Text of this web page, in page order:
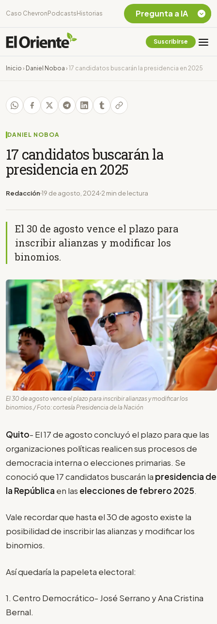
Caso Chevron Podcasts Historias
Suscribirse
Inicio › Daniel Noboa › 17 candidatos buscarán la presidencia en 2025
DANIEL NOBOA
17 candidatos buscarán la
presidencia en 2025
Redacción 19 de agosto, 2024 2 min de lectura
El 30 de agosto vence el plazo para
inscribir alianzas y modificar los
binomios.
El 30 de agosto vence el plazo para inscribir alianzas y modificar los
binomios./ Foto: cortesía Presidencia de la Nación
Quito- El 17 de agosto concluyó el plazo para que las
organizaciones políticas realicen sus procesos de
democracia interna o elecciones primarias. Se
conoció que 17 candidatos buscarán la presidencia de
la República en las elecciones de febrero 2025.
Vale recordar que hasta el 30 de agosto existe la
posibilidad de inscribir las alianzas y modificar los
binomios.
Así quedaría la papeleta electoral:
1. Centro Democrático- José Serrano y Ana Cristina
Bernal.
Pregunta a IA
Chevron Ecuador